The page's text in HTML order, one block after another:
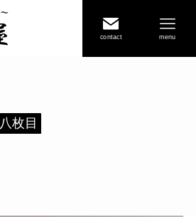
contact menu
枚目